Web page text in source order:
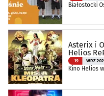
Białostocki
Asterix i
Helios
19 WRZ
Kino Helios